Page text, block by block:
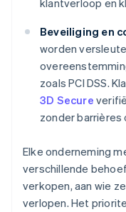
klantverloop en
Beveiliging en
worden
zoals PCI DSS.
3D Secure
zonder barrières
Elke onderneming
verschillende
verkopen, aan wie
verlopen. Het